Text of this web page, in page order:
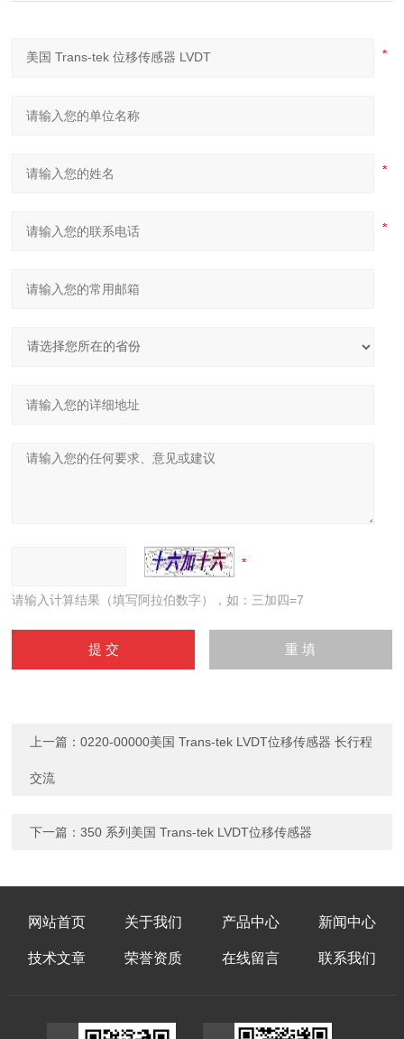
请输入计算结果（填写阿拉伯数字），如：三加四=7
上一篇：0220-00000美国 Trans-tek LVDT位移传感器 长行程
交流
下一篇：350 系列美国 Trans-tek LVDT位移传感器
网站首页 关于我们 产品中心 新闻中心
技术文章 荣誉资质 在线留言 联系我们